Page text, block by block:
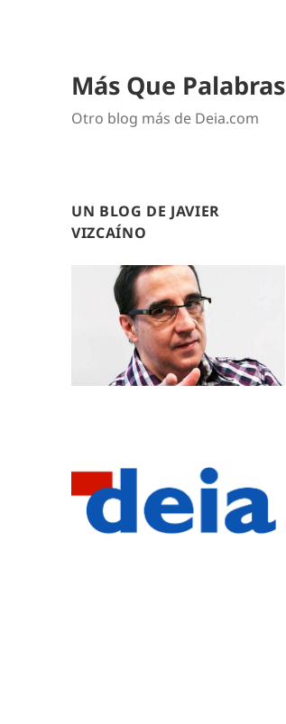
Más Que Palabras
Otro blog más de Deia.com
UN BLOG DE JAVIER
VIZCAÍNO